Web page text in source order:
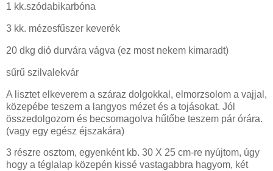
1 kk.szódabikarbóna
3 kk. mézesfűszer keverék
20 dkg dió durvára vágva (ez most nekem kimaradt)
sűrű szilvalekvár
A lisztet elkeverem a száraz dolgokkal, elmorzsolom a vajjal,
közepébe teszem a langyos mézet és a tojásokat. Jól
összedolgozom és becsomagolva hűtőbe teszem pár órára.
(vagy egy egész éjszakára)
3 részre osztom, egyenként kb. 30 X 25 cm-re nyújtom, úgy
hogy a téglalap közepén kissé vastagabbra hagyom, két